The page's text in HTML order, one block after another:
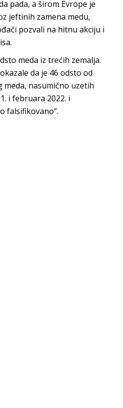
pada, a širom Evrope je
jeftinih zamena medu,
pozvali na hitnu akciju i
meda iz trećih zemalja.
da je 46 odsto od
meda, nasumično uzetih
i februara 2022. i
falsifikovano“.